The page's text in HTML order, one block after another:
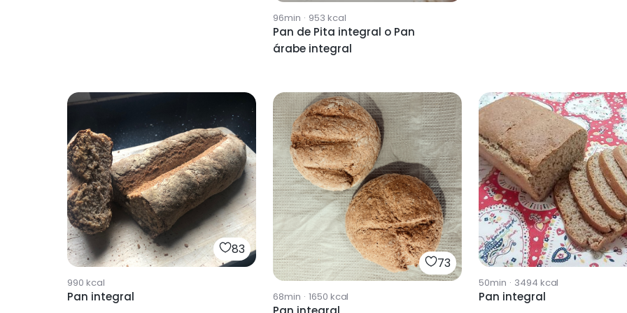
96min · 953 kcal
Pan de Pita integral o Pan
árabe integral
83
990 kcal
Pan integral
73
68min · 1650 kcal
50min · 3494 kcal
Pan integral